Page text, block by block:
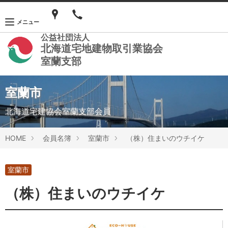
公益社団法人
北海道宅地建物取引業協会
室蘭支部
メニュー
室蘭市
北海道宅建協会室蘭支部会員
HOME 会員名簿 室蘭市 （株）住まいのウチイケ
室蘭市
（株）住まいのウチイケ